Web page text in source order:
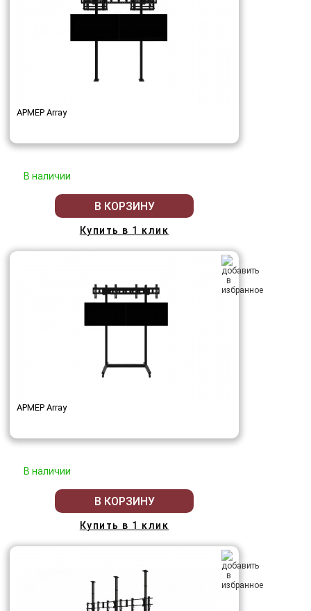
АРМЕР Array
В наличии
В КОРЗИНУ
Купить в 1 клик
АРМЕР Array
В наличии
В КОРЗИНУ
Купить в 1 клик